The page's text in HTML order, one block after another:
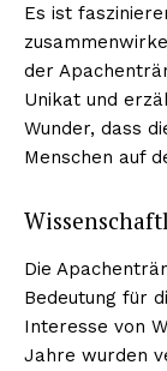
Es ist
der
Unikat und
Wunder, dass
Menschen auf
Die
Bedeutung für
Interesse von
Jahre wurden